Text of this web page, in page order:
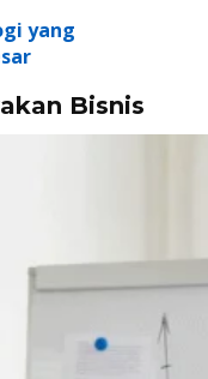
yang
Bisnis